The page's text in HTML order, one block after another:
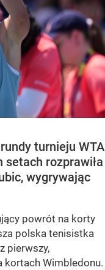
turnieju WTA
setach rozprawiła
wygrywając
powrót na korty
polska tenisistka
pierwszy,
kortach Wimbledonu.